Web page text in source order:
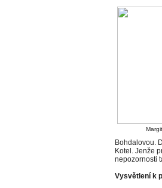
Bohdalovou.
Kotel. Jenže
nepozornosti
Vysvětlení k